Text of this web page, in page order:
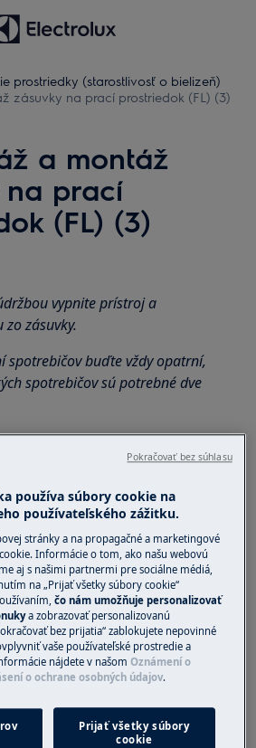
prostriedky (starostlivosť o bielizeň)
zásuvky na prací prostriedok (FL) (3)
a montáž
na prací
(FL) (3)
vypnite prístroj a
zásuvky.
spotrebičov buďte vždy opatrní,
spotrebičov sú potrebné dve
rukavice a priloženú obuv.
mať bezpečnostné
vykonané správne
a zostaviť zásuvku na prací
na prací prostriedok až na
nadol vyberte zásuvku.
používa súbory cookie na
používateľského zážitku.
stránky a na propagačné a marketingové
Informácie o tom, ako našu webovú
aj s našimi partnermi pre sociálne médiá,
na „Prijať všetky súbory cookie“
čo nám umožňuje personalizovať
a zobrazovať personalizovanú
bez prijatia“ zablokujete nepovinné
vaše používateľské prostredie a
nájdete v našomOznámení o
o ochrane osobných údajov.
Prijať všetky súbory
cookie
Pokračovať bez súhlasu